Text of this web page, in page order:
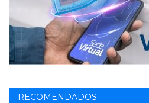
RECOMENDADOS